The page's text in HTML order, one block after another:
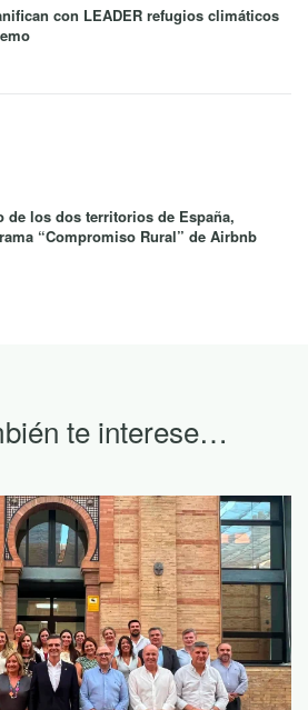
con LEADER refugios climáticos
de los dos territorios de España,
“Compromiso Rural” de Airbnb
te interese…